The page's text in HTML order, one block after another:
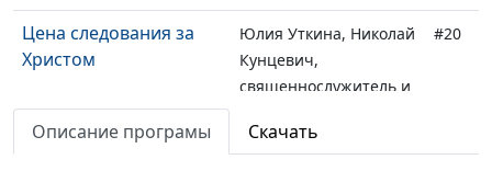
Цена следования за
Христом
Юлия Уткина, Николай
Кунцевич,
священнослужитель и
#20
Юлия Уткина, Николай
#19
Описание програмы Скачать